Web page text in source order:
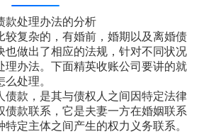
款处理办法的分析
复杂的，有婚前，婚期以及离婚债
也做出了相应的法规，针对不同状况
理办法。下面精英收账公司要讲的就
处理。
债款，是其与债权人之间因特定法律
债款联系，它是夫妻一方在婚姻联系
定主体之间产生的权力义务联系。